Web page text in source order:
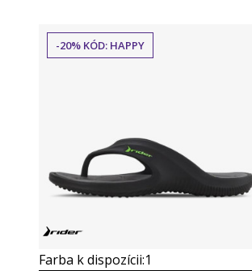
Porovnaj
-20% KÓD: HAPPY
Farba k dispozícii:1